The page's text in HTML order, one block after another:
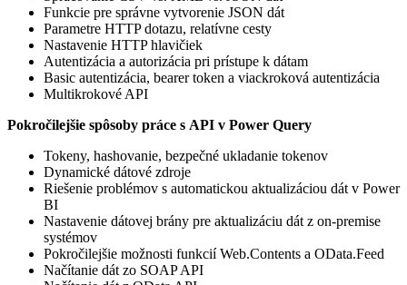
Funkcie pre správne vytvorenie JSON dát
Parametre HTTP dotazu, relatívne cesty
Nastavenie HTTP hlavičiek
Autentizácia a autorizácia pri prístupe k dátam
Basic autentizácia, bearer token a viackroková autentizácia
Multikrokové API
Pokročilejšie spôsoby práce s API v Power Query
Tokeny, hashovanie, bezpečné ukladanie tokenov
Dynamické dátové zdroje
Riešenie problémov s automatickou aktualizáciou dát v Power
BI
Nastavenie dátovej brány pre aktualizáciu dát z on-premise
systémov
Pokročilejšie možnosti funkcií Web.Contents a OData.Feed
Načítanie dát zo SOAP API